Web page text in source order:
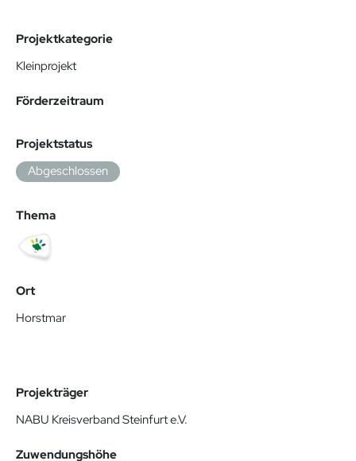
Projektkategorie
Kleinprojekt
Förderzeitraum
Projektstatus
Abgeschlossen
Thema
Ort
Horstmar
Projekträger
NABU Kreisverband Steinfurt e.V.
Zuwendungshöhe